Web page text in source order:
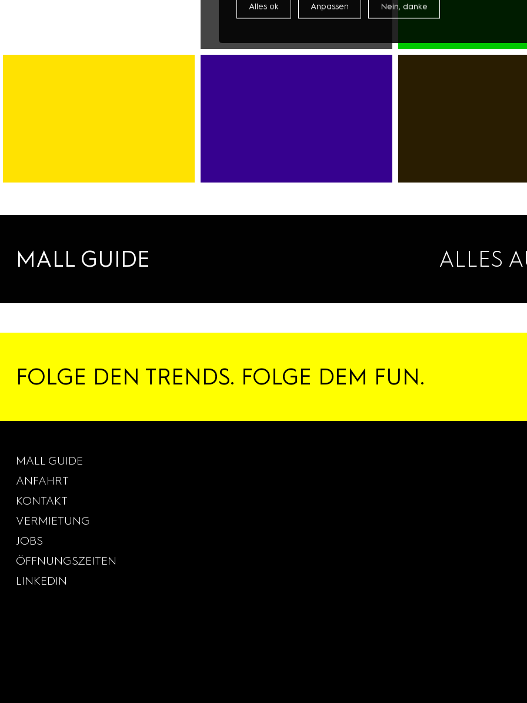
Alles ok Anpassen Nein, danke
MULTIMEDIA
SUPERMARKT
MALL GUIDE ALLES
FOLGE DEN TRENDS. FOLGE DEM FUN.
MALL GUIDE
ANFAHRT
KONTAKT
VERMIETUNG
JOBS
ÖFFNUNGSZEITEN
LINKEDIN